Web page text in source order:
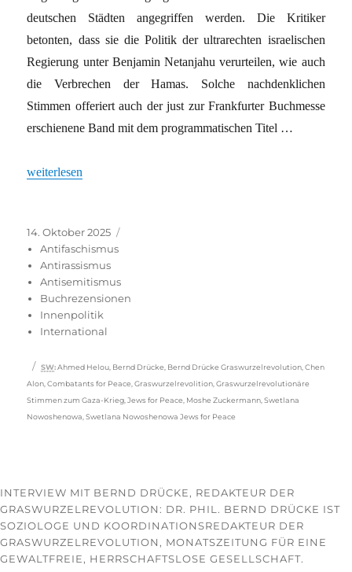
deutschen Städten angegriffen werden. Die Kritiker
betonten, dass sie die Politik der ultrarechten israelischen
Regierung unter Benjamin Netanjahu verurteilen, wie auch
die Verbrechen der Hamas. Solche nachdenklichen
Stimmen offeriert auch der just zur Frankfurter Buchmesse
erschienene Band mit dem programmatischen Titel …
„»Wir müssen keine Feinde sein«“
weiterlesen
Veröffentlicht
am
14. Oktober 2025
Antifaschismus
Antirassismus
Antisemitismus
Buchrezensionen
Innenpolitik
International
Schlagwörter
SW: Ahmed Helou Bernd Drücke Bernd Drücke Graswurzelrevolution ,Chen
Alon ,Combatants for Peace ,Graswurzelrevolition ,Graswurzelrevolutionäre
Stimmen zum Gaza-Krieg ,Jews for Peace Moshe Zuckermann ,Swetlana
Nowoshenowa ,Swetlana Nowoshenowa Jews for Peace
INTERVIEW MIT BERND DRÜCKE, REDAKTEUR DER
GRASWURZELREVOLUTION: DR. PHIL. BERND DRÜCKE IST
SOZIOLOGE UND KOORDINATIONSREDAKTEUR DER
GRASWURZELREVOLUTION, MONATSZEITUNG FÜR EINE
GEWALTFREIE, HERRSCHAFTSLOSE GESELLSCHAFT.